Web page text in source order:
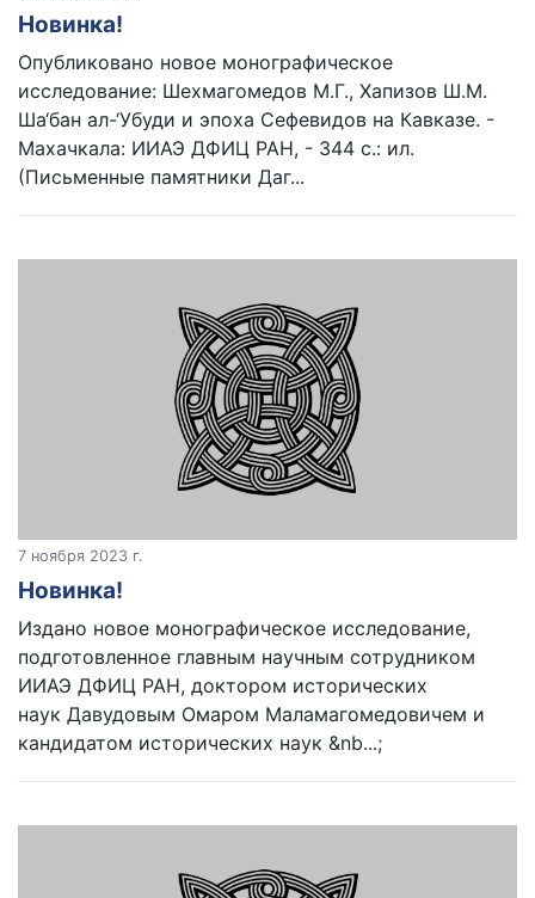
Новинка!
Опубликовано новое монографическое
исследование: Шехмагомедов М.Г., Хапизов Ш.М.
Ша‘бан ал-‘Убуди и эпоха Сефевидов на Кавказе. -
Махачкала: ИИАЭ ДФИЦ РАН, - 344 с.: ил.
(Письменные памятники Даг...
7 ноября 2023 г.
Новинка!
Издано новое монографическое исследование,
подготовленное главным научным сотрудником
ИИАЭ ДФИЦ РАН, доктором исторических
наук Давудовым Омаром Маламагомедовичем и
кандидатом исторических наук &nb...;